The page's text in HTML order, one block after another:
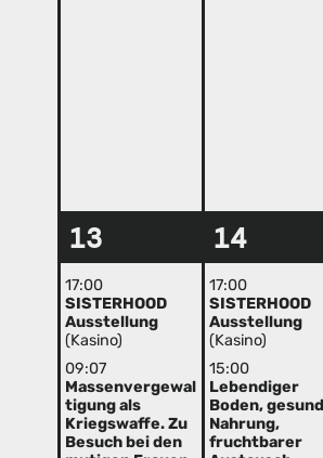
13
17:00
SISTERHOOD
Ausstellung
(Kasino)
09:07
Massenvergewal
tigung als
Kriegswaffe. Zu
Besuch bei den
14
17:00
SISTERHOOD
Ausstellung
(Kasino)
15:00
Lebendiger
Boden,
Nahrung,
fruchtbarer